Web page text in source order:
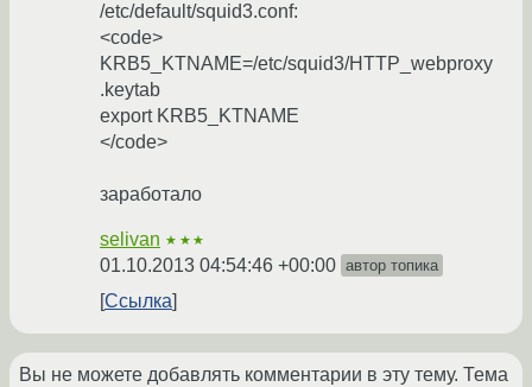
/etc/default/squid3.conf:
<code>
KRB5_KTNAME=/etc/squid3/HTTP_webproxy
.keytab
export KRB5_KTNAME
</code>
заработало
selivan ★★★
01.10.2013 04:54:46 +00:00 автор топика
Ссылка
Вы не можете добавлять комментарии в эту тему. Тема